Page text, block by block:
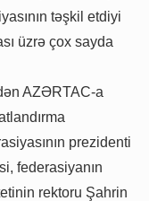
təşkil etdiyi
üzrə çox sayda
AZƏRTAC-a
prezidenti
federasiyanın
rektoru Şahrin